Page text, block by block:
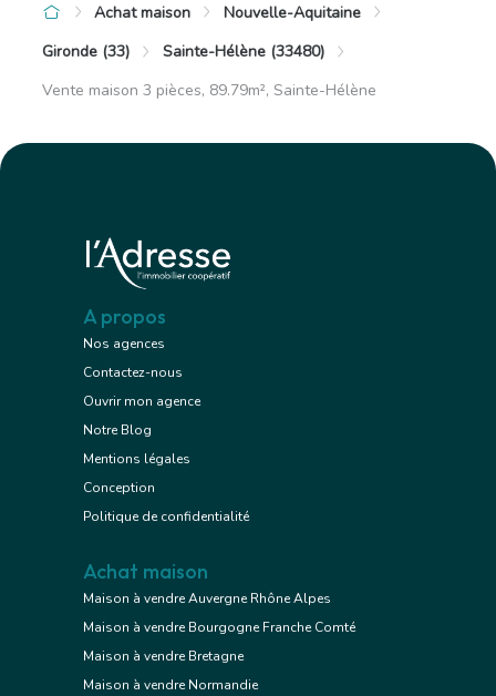
Achat maison
Nouvelle-Aquitaine
Gironde (33)
Sainte-Hélène (33480)
Vente maison 3 pièces, 89.79m², Sainte-Hélène
A propos
Nos agences
Contactez-nous
Ouvrir mon agence
Notre Blog
Mentions légales
Conception
Politique de confidentialité
Achat maison
Maison à vendre Auvergne Rhône Alpes
Maison à vendre Bourgogne Franche Comté
Maison à vendre Bretagne
Maison à vendre Normandie